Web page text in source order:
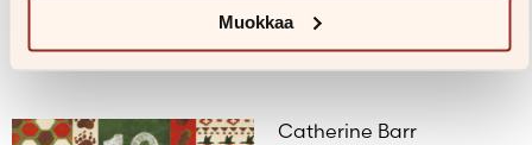
Muokkaa
Kannet ja kuvat haetaan tekijän tai kirjan nimellä tai
Catherine Barr